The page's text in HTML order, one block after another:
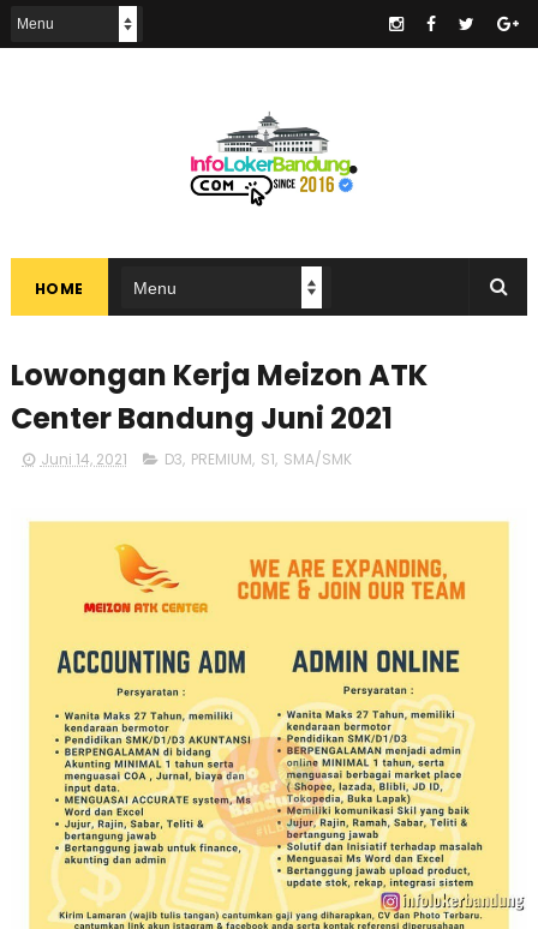
HOME
Lowongan Kerja Meizon ATK
Center Bandung Juni 2021
Juni 14, 2021 D3, PREMIUM, S1, SMA/SMK